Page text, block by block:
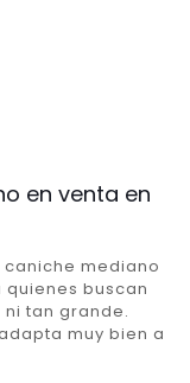
en venta en
mediano
buscan
tan grande.
muy bien a